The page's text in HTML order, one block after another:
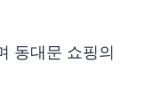
동대문 쇼핑의